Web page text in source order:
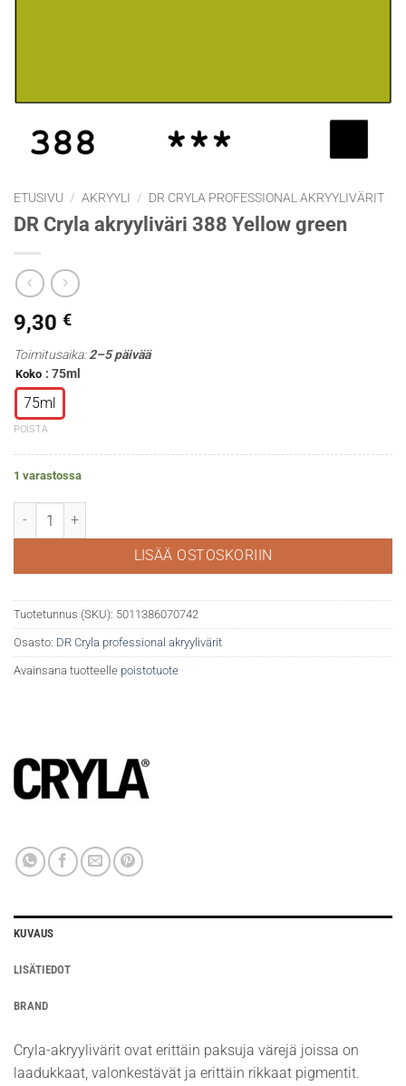
ETUSIVU / AKRYYLI / DR CRYLA PROFESSIONAL AKRYYLIVÄRIT
DR Cryla akryyliväri 388 Yellow green
9,30 €
Toimitusaika:2–5 päivää
Koko : 75ml
75ml
POISTA
1 varastossa
DR Cryla akryyliväri 388 Yellow green määrä
LISÄÄ OSTOSKORIIN
Tuotetunnus (SKU): 5011386070742
Osasto: DR Cryla professional akryylivärit
Avainsana tuotteelle poistotuote
KUVAUS
LISÄTIEDOT
BRAND
Cryla-akryylivärit ovat erittäin paksuja värejä joissa on
laadukkaat, valonkestävät ja erittäin rikkaat pigmentit.